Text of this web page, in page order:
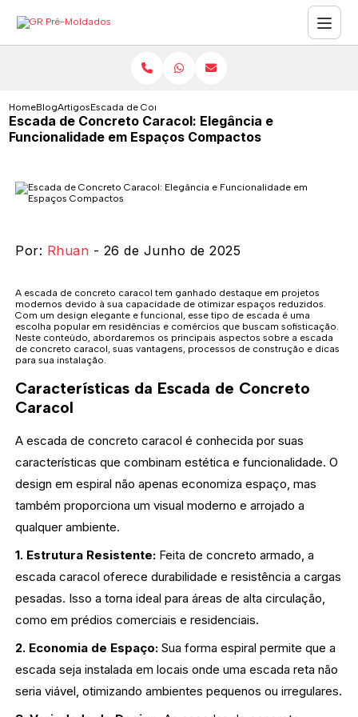
HomeBlogArtigosEscada de Concreto Caracol: Elegância e
Escada de Concreto Caracol: Elegância e
Funcionalidade em Espaços Compactos
Por: Rhuan - 26 de Junho de 2025
A escada de concreto caracol tem ganhado destaque em projetos
modernos devido à sua capacidade de otimizar espaços reduzidos.
Com um design elegante e funcional, esse tipo de escada é uma
escolha popular em residências e comércios que buscam sofisticação.
Neste conteúdo, abordaremos os principais aspectos sobre a escada
de concreto caracol, suas vantagens, processos de construção e dicas
para sua instalação.
Características da Escada de Concreto
Caracol
A escada de concreto caracol é conhecida por suas
características que combinam estética e funcionalidade. O
design em espiral não apenas economiza espaço, mas
também proporciona um visual moderno e arrojado a
qualquer ambiente.
1. Estrutura Resistente: Feita de concreto armado, a
escada caracol oferece durabilidade e resistência a cargas
pesadas. Isso a torna ideal para áreas de alta circulação,
como em prédios comerciais e residenciais.
2. Economia de Espaço: Sua forma espiral permite que a
escada seja instalada em locais onde uma escada reta não
seria viável, otimizando ambientes pequenos ou irregulares.